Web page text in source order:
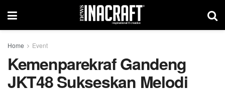
Home Event
Kemenparekraf Gandeng
JKT48 Sukseskan Melodi